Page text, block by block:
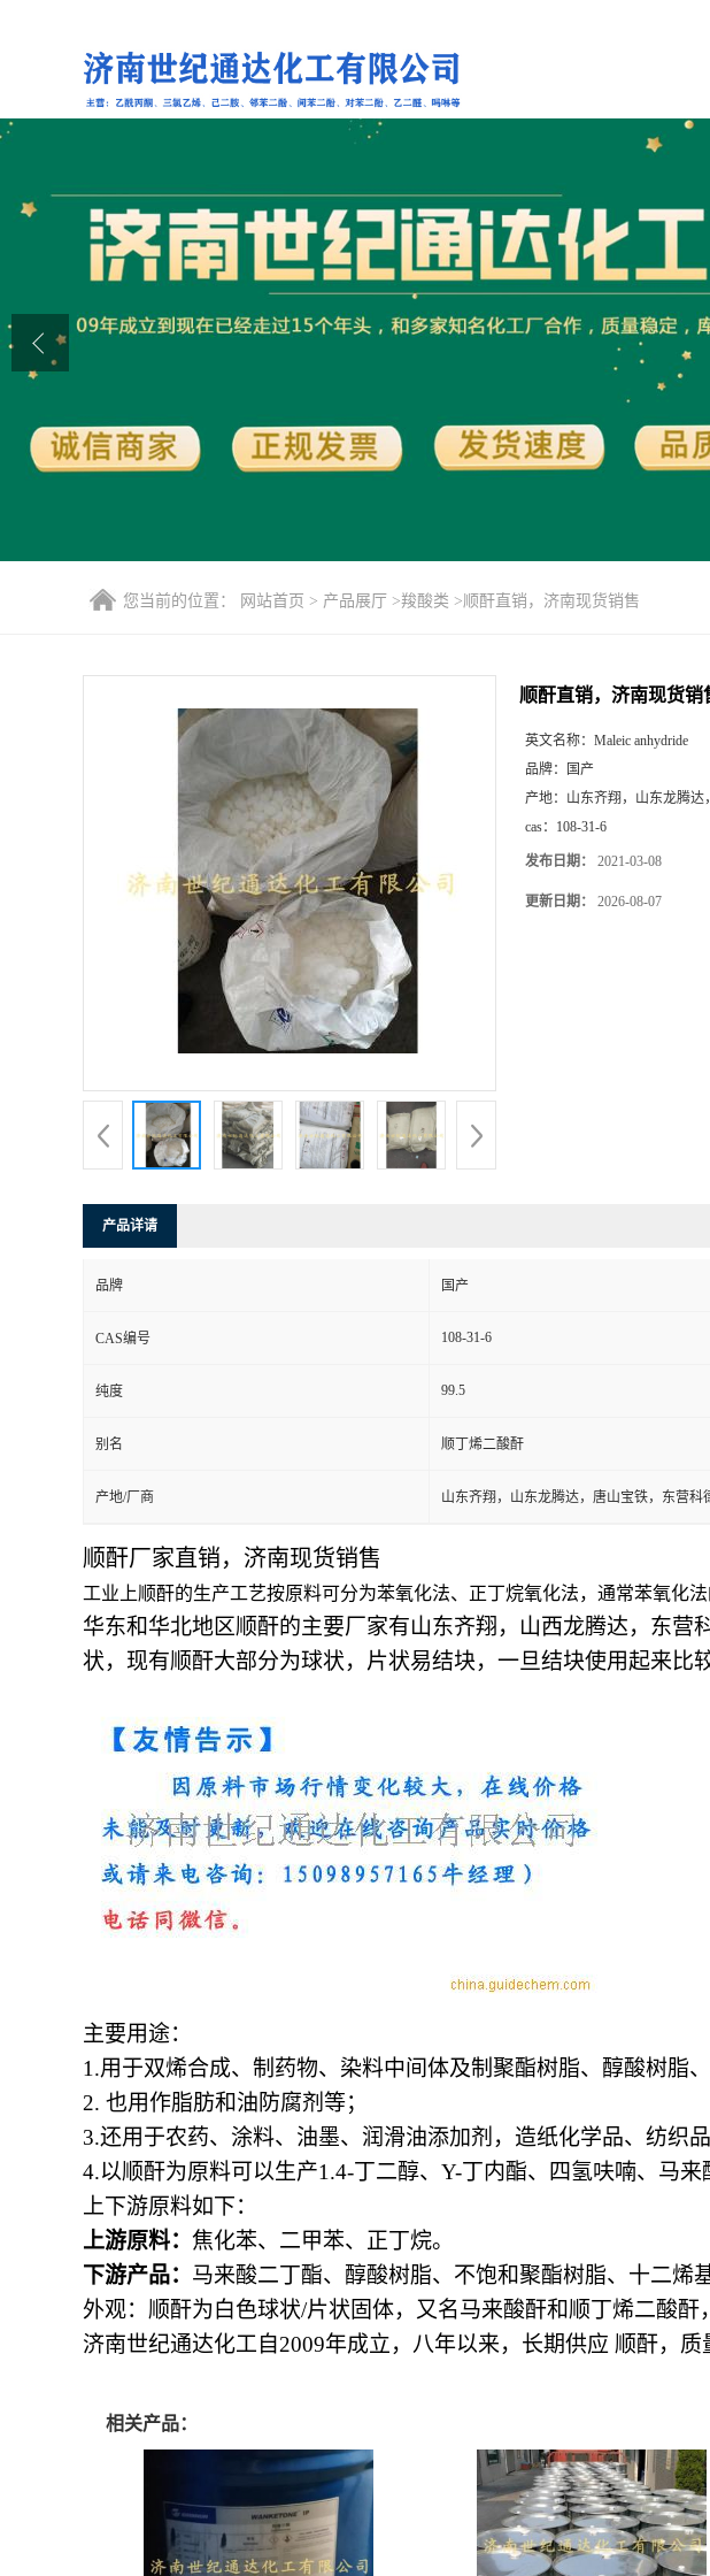
公司首页
产品展厅
联系方式
您当前的位置： 网站首页 > 产品展厅 >羧酸类 > 顺酐直销，济南现货销售
顺酐直销，济南现货销
英文名称： Maleic anhydride
品牌：
国产
产地： 山东齐翔，山东龙腾
cas： 108-31-6
发布日期： 2021-03-08
更新日期： 2026-08-07
产品详请
品牌 国产
CAS编号 108-31-6
纯度 99.5
别名 顺丁烯二酸酐
产地/厂商 山东齐翔，山东龙腾达，唐山宝铁，东营科
顺酐厂家直销，济南现货销售
工业上顺酐的生产工艺按原料可分为苯氧化法、正丁烷氧化法，通常苯氧化
华东和华北地区顺酐的主要厂家有山东齐翔，山西龙腾达，东
状，现有顺酐大部分为球状，片状易结块，一旦结块使用起来比
主要用途：
1.用于双烯合成、制药物、染料中间体及制聚酯树脂、醇酸树脂
2. 也用作脂肪和油防腐剂等；
3.还用于农药、涂料、油墨、润滑油添加剂，造纸化学品、纺织
4.以顺酐为原料可以生产1.4-丁二醇、 Y-丁内酯、四氢呋喃、马来
上下游原料如下：
上游原料： 焦化苯、二甲苯、正丁烷。
下游产品： 马来酸二丁酯、醇酸树脂、不饱和聚酯树脂、十二烯
外观：顺酐为白色球状/片状固体，又名马来酸酐和顺丁烯二酸酐
济南世纪通达化工自2009年成立，八年以来，长期供应 顺酐，
相关产品：